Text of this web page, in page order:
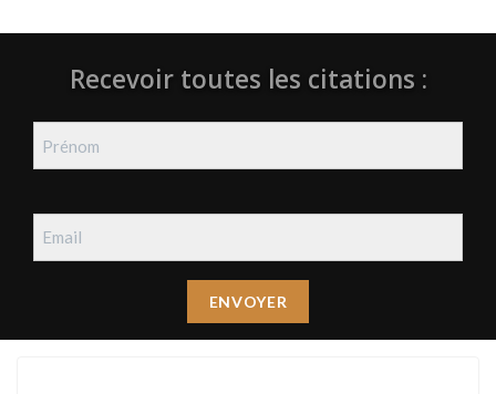
Recevoir toutes les citations :